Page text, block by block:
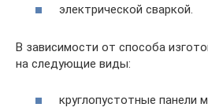
электрической сваркой.
В зависимости от способа
на следующие виды:
круглопустотные панели